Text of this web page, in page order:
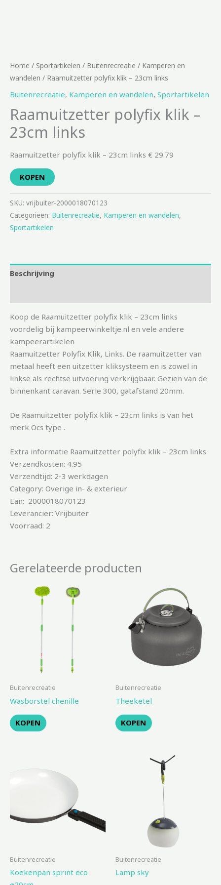
Home / Sportartikelen / Buitenrecreatie / Kamperen en
wandelen / Raamuitzetter polyfix klik – 23cm links
Buitenrecreatie, Kamperen en wandelen, Sportartikelen
Raamuitzetter polyfix klik –
23cm links
Raamuitzetter polyfix klik – 23cm links € 29.79
KOPEN
SKU: vrijbuiter-2000018070123
Categorieën: Buitenrecreatie, Kamperen en wandelen,
Sportartikelen
Beschrijving
Koop de Raamuitzetter polyfix klik – 23cm links
voordelig bij kampeerwinkeltje.nl en vele andere
kampeerartikelen
Raamuitzetter Polyfix Klik, Links. De raamuitzetter van
metaal heeft een uitzetter kliksysteem en is zowel in
linkse als rechtse uitvoering verkrijgbaar. Gezien van de
binnenkant caravan. Serie 300, gatafstand 20mm.
De Raamuitzetter polyfix klik – 23cm links is van het
merk Ocs type .
Extra informatie Raamuitzetter polyfix klik – 23cm links
Verzendkosten: 4.95
Verzendtijd: 2-3 werkdagen
Category: Overige in- & exterieur
Ean: 2000018070123
Leverancier: Vrijbuiter
Voorraad: 2
Gerelateerde producten
Buitenrecreatie
Wasborstel chenille
KOPEN
Buitenrecreatie
Theeketel
KOPEN
Buitenrecreatie
Koekenpan sprint eco
Buitenrecreatie
Lamp sky